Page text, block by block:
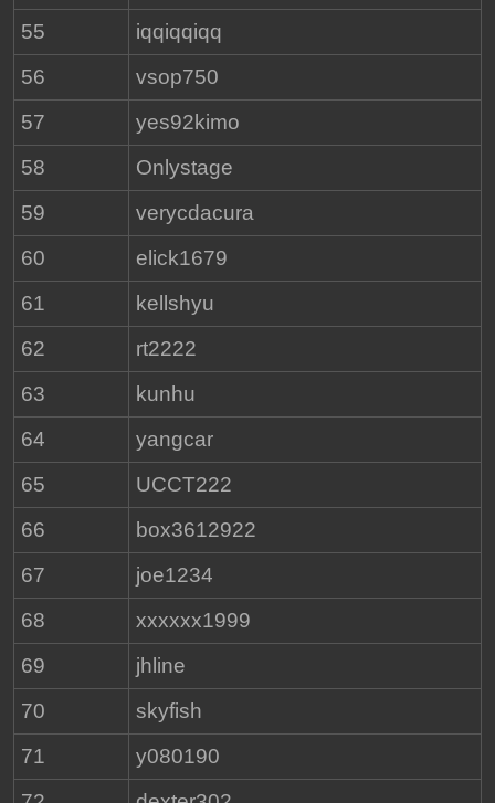
55
iqqiqqiqq
56
vsop750
57
yes92kimo
58
Onlystage
59
verycdacura
60
elick1679
61
kellshyu
62
rt2222
63
kunhu
64
yangcar
65
UCCT222
66
box3612922
67
joe1234
68
xxxxxx1999
69
jhline
70
skyfish
71
y080190